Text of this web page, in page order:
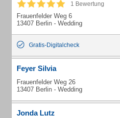
1 Bewertung
Frauenfelder Weg 6
13407 Berlin - Wedding
Gratis-Digitalcheck
Feyer Silvia
Frauenfelder Weg 26
13407 Berlin - Wedding
Jonda Lutz